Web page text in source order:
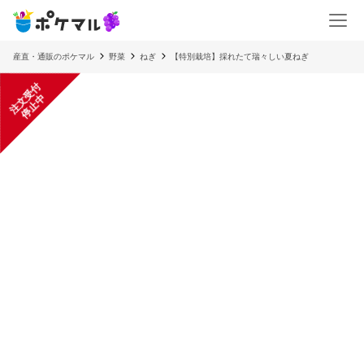
産直・通販のポケマル 野菜 ねぎ 【特別栽培】採れたて瑞々しい夏ねぎ
注
文
受
付
停
止
中